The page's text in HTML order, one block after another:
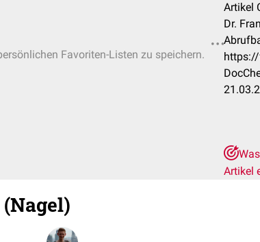
Favoriten-Listen zu speichern.
Artikel
Dr.
Artikel